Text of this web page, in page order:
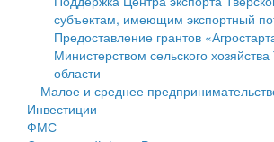
Здравоохранение
Социальная защита
Фотоальбом
Муниципальный контроль
Муниципальные услуги
Проекты административных
среднего предпринимательства
Информационная поддержка субъектов
среднего предпринимательства
субъектам, имеющим экспортный
Предоставление грантов
Министерством сельского хозяйства
области
Малое и среднее
Инвестиции
ФМС